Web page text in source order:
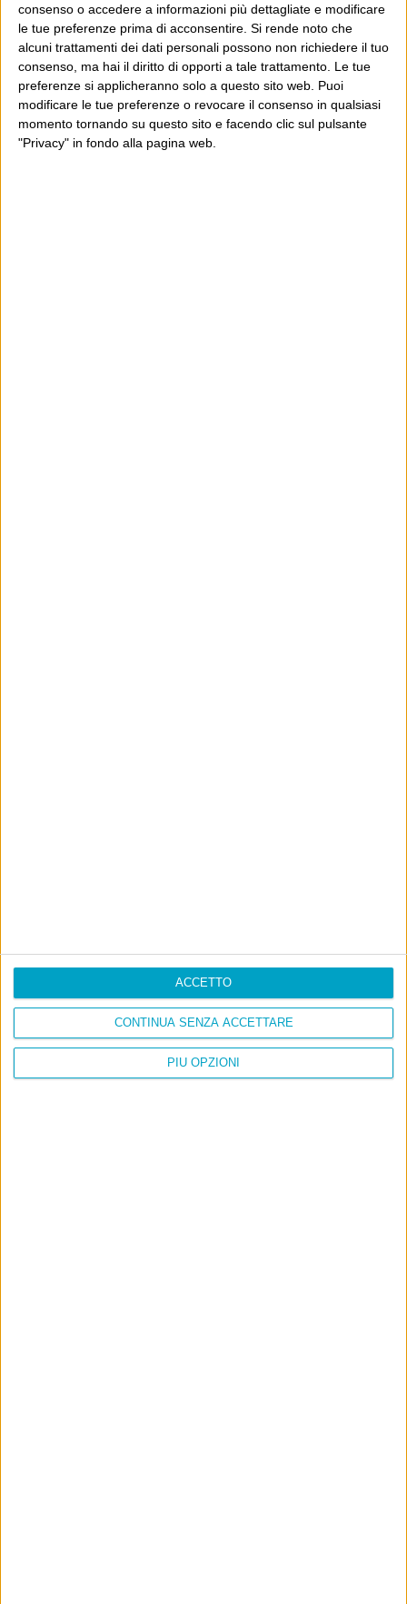
consenso o accedere a informazioni più dettagliate e modificare
le tue preferenze prima di acconsentire. Si rende noto che
alcuni trattamenti dei dati personali possono non richiedere il tuo
consenso, ma hai il diritto di opporti a tale trattamento. Le tue
preferenze si applicheranno solo a questo sito web. Puoi
modificare le tue preferenze o revocare il consenso in qualsiasi
momento tornando su questo sito e facendo clic sul pulsante
"Privacy" in fondo alla pagina web.
PIÙ OPZIONI
CONTINUA SENZA ACCETTARE
ACCETTO
Pingback:Almanacco del Giorno – 4 Mar. 2010 «
Almanacco Americano
Commenti chiusi
E ti tirano le pietre
POST SUCCESSIVO